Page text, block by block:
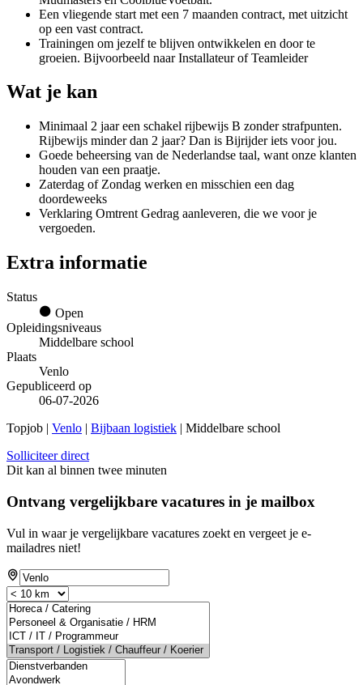
Een vliegende start met een 7 maanden contract, met uitzicht
op een vast contract.
Trainingen om jezelf te blijven ontwikkelen en door te
groeien. Bijvoorbeeld naar Installateur of Teamleider
Wat je kan
Minimaal 2 jaar een schakel rijbewijs B zonder strafpunten.
Rijbewijs minder dan 2 jaar? Dan is Bijrijder iets voor jou.
Goede beheersing van de Nederlandse taal, want onze klanten
houden van een praatje.
Zaterdag of Zondag werken en misschien een dag
doordeweeks
Verklaring Omtrent Gedrag aanleveren, die we voor je
vergoeden.
Extra informatie
Status
Open
Opleidingsniveaus
Middelbare school
Plaats
Venlo
Gepubliceerd op
06-07-2026
Topjob | Venlo | Bijbaan logistiek | Middelbare school
Solliciteer direct
Dit kan al binnen twee minuten
Ontvang vergelijkbare vacatures in je mailbox
Vul in waar je vergelijkbare vacatures zoekt en vergeet je e-
mailadres niet!
If
you
are
a
human,
ignore
this
field